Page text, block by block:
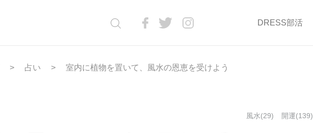
DRESS部活
占い 室内に植物を置いて、風水の恩恵を受けよう
風水(29) 開運(139)